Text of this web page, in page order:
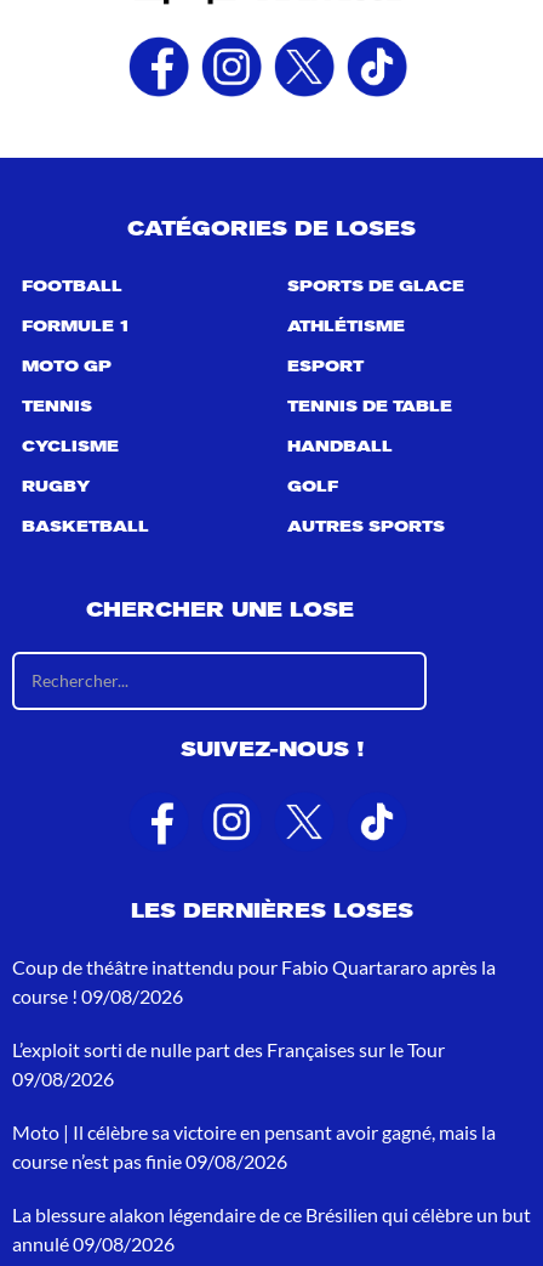
CATÉGORIES DE LOSES
FOOTBALL
FORMULE 1
MOTO GP
TENNIS
CYCLISME
RUGBY
BASKETBALL
SPORTS DE GLACE
ATHLÉTISME
ESPORT
TENNIS DE TABLE
HANDBALL
GOLF
AUTRES SPORTS
CHERCHER UNE LOSE
s
l
a
t
s
r
c
c
o
u
:
SUIVEZ-NOUS !
LES DERNIÈRES LOSES
Coup de théâtre inattendu pour Fabio Quartararo après la
course ! 09/08/2026
L’exploit sorti de nulle part des Françaises sur le Tour
09/08/2026
Moto | Il célèbre sa victoire en pensant avoir gagné, mais la
course n’est pas finie09/08/2026
La blessure alakon légendaire de ce Brésilien qui célèbre un but
annulé09/08/2026